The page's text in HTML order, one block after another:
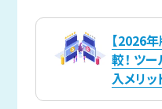
【2026
較！ ツ
入メリ